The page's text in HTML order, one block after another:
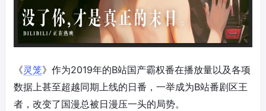
《灵笼》作为2019年的B站国产霸权番在播放量以及各项
数据上甚至超越同期上线的日番，一举成为B站番剧区王
者，改变了国漫总被日漫压一头的局势。